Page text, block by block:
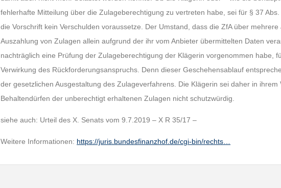
fehlerhafte Mitteilung über die Zulageberechtigung zu vertreten habe, sei für § 37
die Vorschrift kein Verschulden voraussetze. Der Umstand, dass die ZfA über
Auszahlung von Zulagen allein aufgrund der ihr vom Anbieter übermittelten Daten
nachträglich eine Prüfung der Zulageberechtigung der Klägerin vorgenommen habe,
Verwirkung des Rückforderungsanspruchs. Denn dieser Geschehensablauf
der gesetzlichen Ausgestaltung des Zulageverfahrens. Die Klägerin sei daher in ihrem
Behaltendürfen der unberechtigt erhaltenen Zulagen nicht schutzwürdig.
siehe auch: Urteil des X. Senats vom 9.7.2019 – X R 35/17 –
Weitere Informationen: https://juris.bundesfinanzhof.de/cgi-bin/rechts…